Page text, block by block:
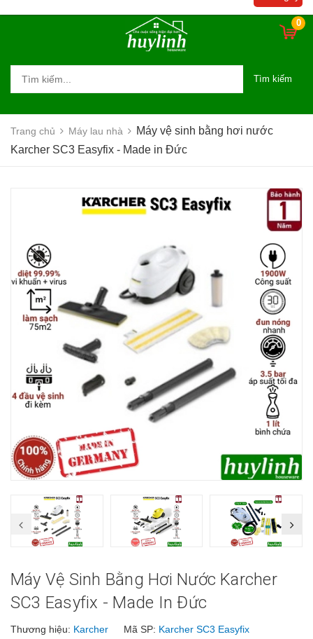
0
Tìm kiếm
Trang chủ Máy lau nhà
Máy vệ sinh bằng hơi nước
Karcher SC3 Easyfix - Made in Đức
Máy Vệ Sinh Bằng Hơi Nước Karcher
SC3 Easyfix - Made In Đức
Thương hiệu: Karcher Mã SP: Karcher SC3 Easyfix